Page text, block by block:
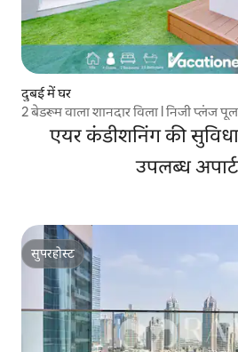
दुबई में घर
2 बेडरूम वाला शानदार विला l निजी प्लंज पूल
एयर कंडीशनिंग की
उपलब्ध
सुपरहोस्ट
सुपरहोस्ट